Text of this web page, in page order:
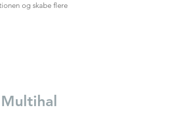
og skabe flere